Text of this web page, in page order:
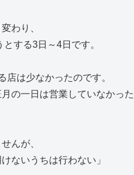
わり、
する3日～4日です。
店は少なかったのです。
の一日は営業していなかった
んが、
ないうちは行わない」